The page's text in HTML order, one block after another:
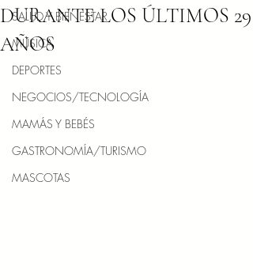
SALUD Y BIENESTAR
MÚSICA
DEPORTES
NEGOCIOS/TECNOLOGÍA
MAMÁS Y BEBÉS
GASTRONOMÍA/TURISMO
MASCOTAS
DURANTE LOS ÚLTIMOS 29
AÑOS